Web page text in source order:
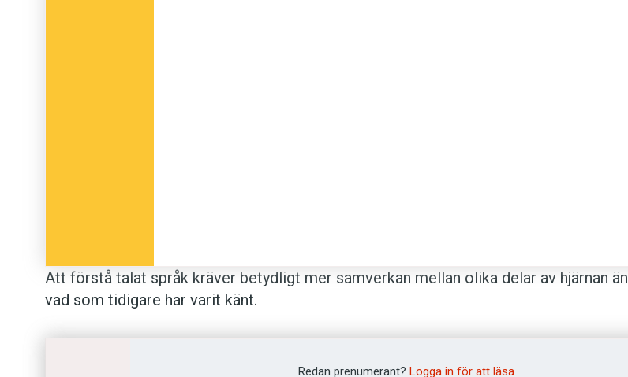
Att förstå talat språk kräver betydligt mer samverkan mellan olika delar av hjärnan än
vad som tidigare har varit känt.
ny för oss, säger Nina Dronkers vid University of California, Davis.
Redan prenumerant? Logga in för att läsa